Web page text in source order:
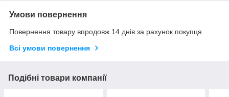
Умови повернення
Повернення товару впродовж 14 днів за рахунок покупця
Всі умови повернення
Подібні товари компанії